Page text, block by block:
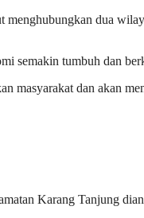
menghubungkan dua
semakin tumbuh dan
masyarakat dan akan
Karang Tanjung